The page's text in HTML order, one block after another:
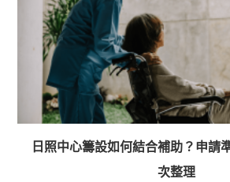
日照中心籌設如何結合補助？申請
次整理